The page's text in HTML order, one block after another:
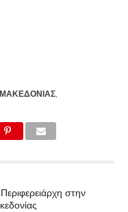
ΜΑΚΕΔΟΝΊΑΣ,
στην